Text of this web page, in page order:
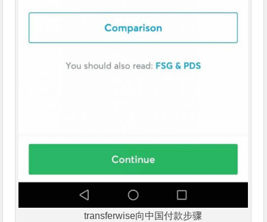
transferwise向中国付款步骤